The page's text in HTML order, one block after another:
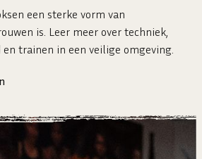
een sterke vorm van
is. Leer meer over techniek,
trainen in een veilige omgeving.